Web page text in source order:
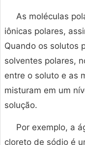
As moléculas
iônicas polares,
Quando os solutos
solventes polares,
entre o soluto e as
misturam em um
solução.
Por exemplo, a
cloreto de sódio é